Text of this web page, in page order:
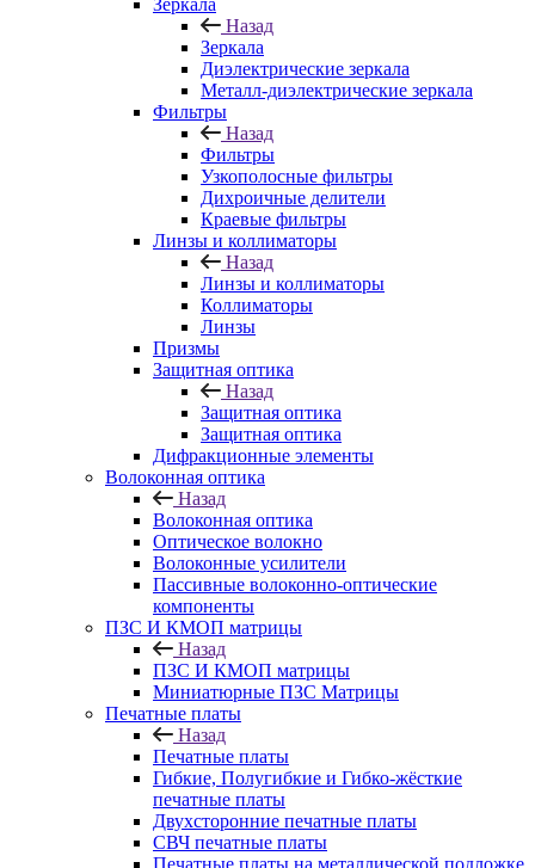
Зеркала
Назад
Зеркала
Диэлектрические зеркала
Металл-диэлектрические зеркала
Фильтры
Назад
Фильтры
Узкополосные фильтры
Дихроичные делители
Краевые фильтры
Линзы и коллиматоры
Назад
Линзы и коллиматоры
Коллиматоры
Линзы
Призмы
Защитная оптика
Назад
Защитная оптика
Защитная оптика
Дифракционные элементы
Волоконная оптика
Назад
Волоконная оптика
Оптическое волокно
Волоконные усилители
Пассивные волоконно-оптические
компоненты
ПЗС И КМОП матрицы
Назад
ПЗС И КМОП матрицы
Миниатюрные ПЗС Матрицы
Печатные платы
Назад
Печатные платы
Гибкие, Полугибкие и Гибко-жёсткие
печатные платы
Двухсторонние печатные платы
СВЧ печатные платы
Печатные платы на металлической подложке